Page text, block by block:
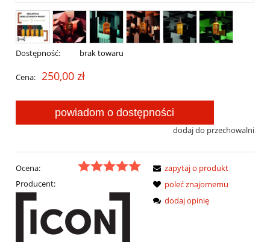
Dostępność: brak towaru
Cena: 250,00 zł
powiadom o dostępności
dodaj do przechowalni
Ocena:
Producent:
zapytaj o produkt
poleć znajomemu
dodaj opinię